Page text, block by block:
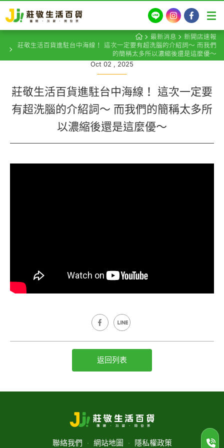
LINE InstagramFacebook
最新消息
新開店速報
莊敬生活百貨進駐台中海線！ 這次一定要有超洗腦的介紹詞～ 而我們
的簡稱太多所以濃縮後還是這麼優～
Oct 02 , 2025
莊敬生活百貨進駐台中海線！ 這次一定要
有超洗腦的介紹詞～ 而我們的簡稱太多所
以濃縮後還是這麼優～
返回列表
聯絡我們 ‧ 網站地圖 ‧ 隱私權政策